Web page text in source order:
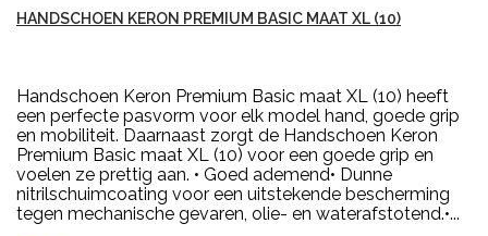
HANDSCHOEN KERON PREMIUM BASIC MAAT XL (10)
Handschoen Keron Premium Basic maat XL (10) heeft
een perfecte pasvorm voor elk model hand, goede grip
en mobiliteit. Daarnaast zorgt de Handschoen Keron
Premium Basic maat XL (10) voor een goede grip en
voelen ze prettig aan. • Goed ademend• Dunne
nitrilschuimcoating voor een uitstekende bescherming
tegen mechanische gevaren, olie- en waterafstotend.•...